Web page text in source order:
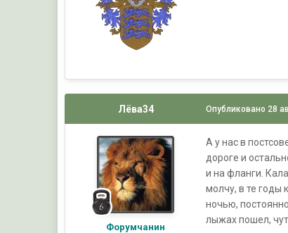
Лёва34
Форумчанин
Опубликовано 28
А у нас в
дороге и
и на фланги.
молчу, в те годы
ночью,
лыжах пошел,